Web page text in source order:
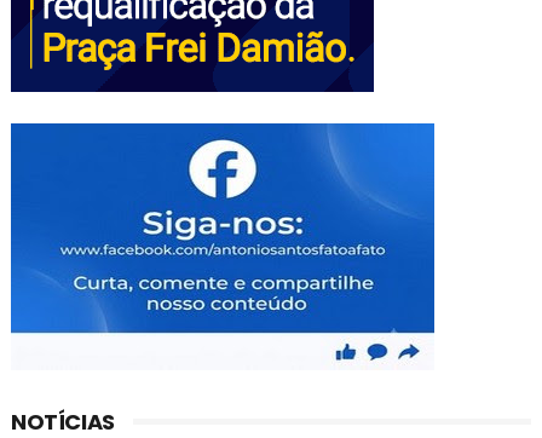
NOTÍCIAS